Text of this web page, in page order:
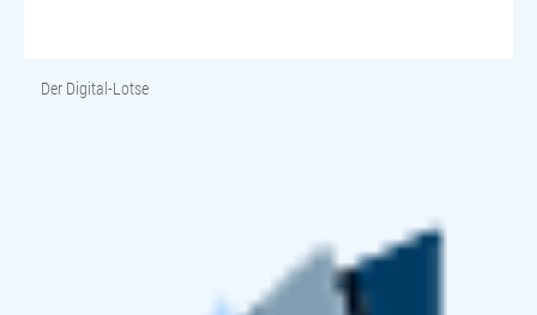
Der Digital-Lotse